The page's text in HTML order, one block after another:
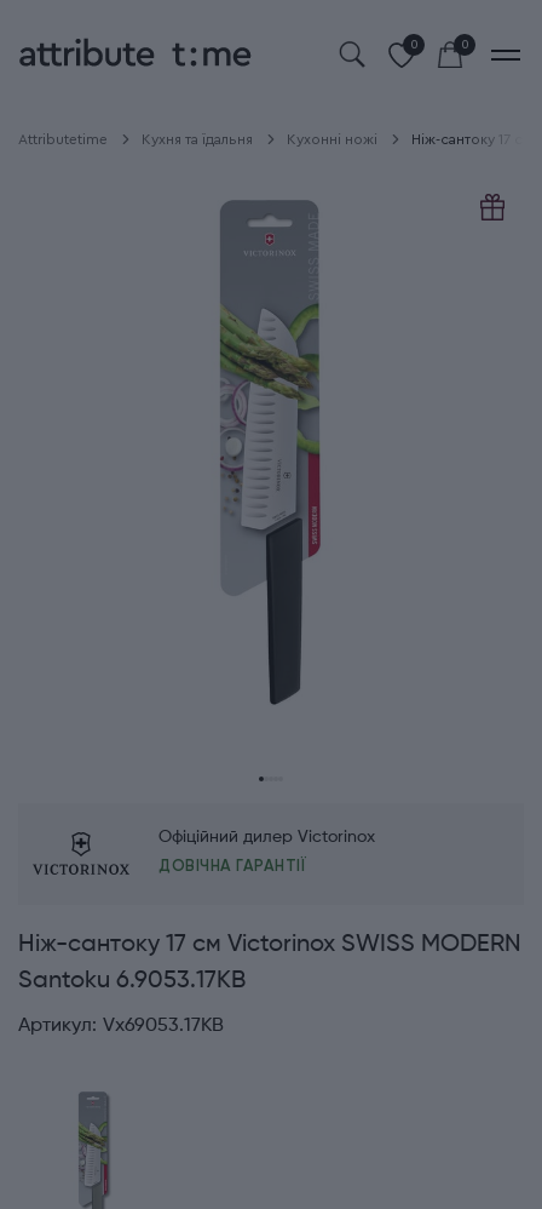
0 0
Attributetime Кухня та їдальня Кухонні ножі Ніж-сантоку 17 см
Офіційний дилер Victorinox
ДОВІЧНА ГАРАНТІЇ
Ніж-сантоку 17 см Victorinox SWISS MODERN
Santoku 6.9053.17KB
Артикул: Vx69053.17KB